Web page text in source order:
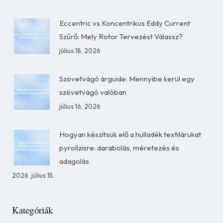
Eccentric vs Koncentrikus Eddy Current
Szűrő: Mely Rotor Tervezést Válassz?
július 18, 2026
Szövetvágó árguide: Mennyibe kerül egy
szövetvágó valóban
július 16, 2026
Hogyan készítsük elő a hulladék textilárukat
pyrolízisre: darabolás, méretezés és
adagolás
2026. július 15.
Kategóriák